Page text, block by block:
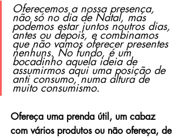
Oferecemos a nossa presença,
não só no dia de Natal, mas
podemos estar juntos noutros dias,
antes ou depois, e combinamos
que não vamos oferecer presentes
nenhuns. No fundo, é um
bocadinho aquela ideia de
assumirmos aqui uma posição de
anti consumo, numa altura de
muito consumismo.
Ofereça uma prenda útil, um cabaz
com vários produtos ou não ofereça, de